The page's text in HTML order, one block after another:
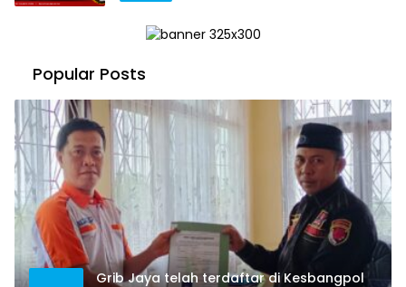
Popular Posts
Grib Jaya telah terdaftar di Kesbangpol